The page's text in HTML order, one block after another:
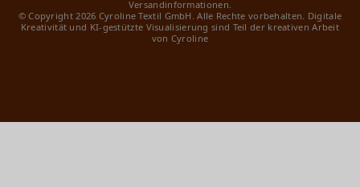
Versandinformationen.
© Copyright 2026 Cyroline Textil GmbH. Alle Rechte vorbehalten. Digitale
Kreativität und KI-gestützte Visualisierung sind Teil der kreativen Arbeit
von Cyroline